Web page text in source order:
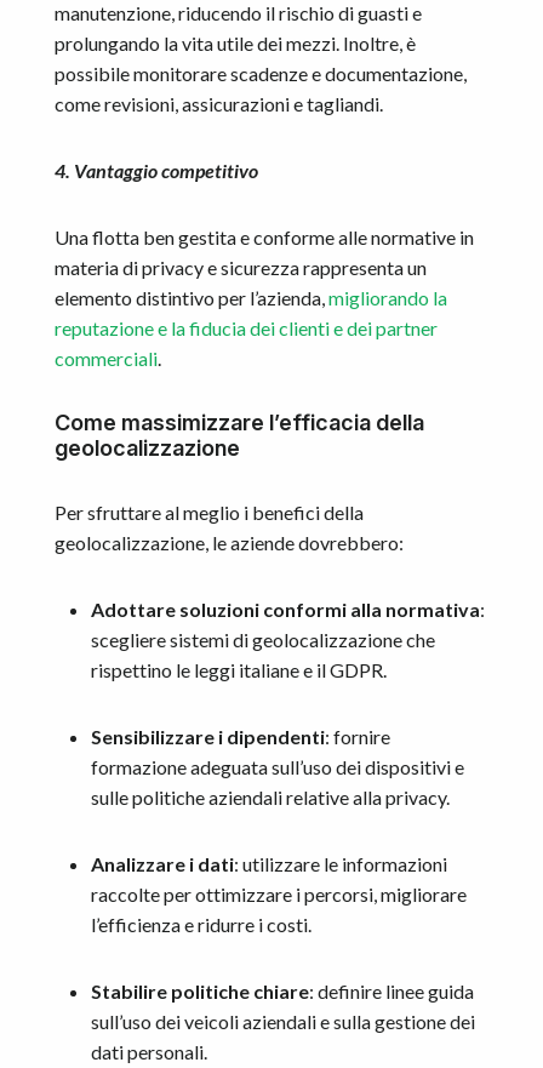
manutenzione, riducendo il rischio di guasti e
prolungando la vita utile dei mezzi. Inoltre, è
possibile monitorare scadenze e documentazione,
come revisioni, assicurazioni e tagliandi.
4. Vantaggio competitivo
Una flotta ben gestita e conforme alle normative in
materia di privacy e sicurezza rappresenta un
elemento distintivo per l’azienda,migliorando la
reputazione e la fiducia dei clienti e dei partner
commerciali.
Come massimizzare l’efficacia della
geolocalizzazione
Per sfruttare al meglio i benefici della
geolocalizzazione, le aziende dovrebbero:
Adottare soluzioni conformi alla normativa:
scegliere sistemi di geolocalizzazione che
rispettino le leggi italiane e il GDPR.
Sensibilizzare i dipendenti: fornire
formazione adeguata sull’uso dei dispositivi e
sulle politiche aziendali relative alla privacy.
Analizzare i dati: utilizzare le informazioni
raccolte per ottimizzare i percorsi, migliorare
l’efficienza e ridurre i costi.
Stabilire politiche chiare: definire linee guida
sull’uso dei veicoli aziendali e sulla gestione dei
dati personali.